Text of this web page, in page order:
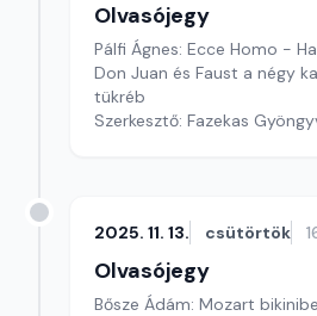
Olvasójegy
Pálfi Ágnes: Ecce Homo -
Don Juan és Faust a négy
tükréb
Szerkesztő: Fazekas
2025. 11. 13. csütörtök
Olvasójegy
Bősze Ádám: Mozart